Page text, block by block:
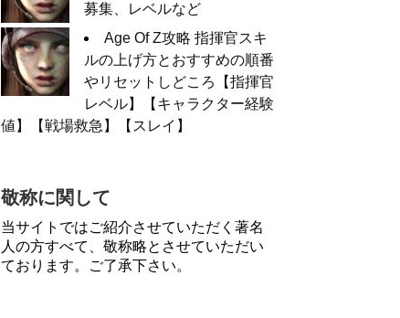
募集、レベルなど
Age Of Z攻略 指揮官スキ
ルの上げ方とおすすめの順番
やリセットしどころ【指揮官
レベル】【キャラクター経験
値】【戦場救急】【スレイ】
敬称に関して
当サイトではご紹介させていただく著名
人の方すべて、敬称略とさせていただい
ております。ご了承下さい。